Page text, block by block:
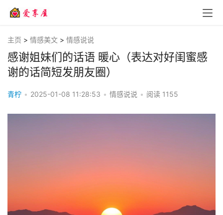
主页 > 情感美文 > 情感说说
感谢姐妹们的话语 暖心（表达对好闺蜜感
谢的话简短发朋友圈）
青柠 • 2025-01-08 11:28:53 • 情感说说 • 阅读 1155